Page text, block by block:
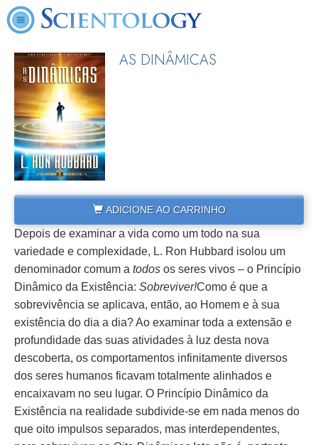
AS DINÂMICAS
ADICIONE AO CARRINHO
Depois de examinar a vida como um todo na sua
variedade e complexidade, L. Ron Hubbard isolou um
denominador comum a todos os seres vivos – o Princípio
Dinâmico da Existência: Sobreviver!Como é que a
sobrevivência se aplicava, então, ao Homem e à sua
existência do dia a dia? Ao examinar toda a extensão e
profundidade das suas atividades à luz desta nova
descoberta, os comportamentos infinitamente diversos
dos seres humanos ficavam totalmente alinhados e
encaixavam no seu lugar. O Princípio Dinâmico da
Existência na realidade subdivide-se em nada menos do
que oito impulsos separados, mas interdependentes,